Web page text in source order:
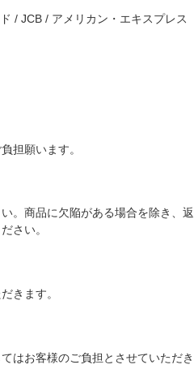
/ JCB / アメリカン・エキスプレス
担願います。
。商品に欠陥がある場合を除き、返
さい。
きます。
はお客様のご負担とさせていただき